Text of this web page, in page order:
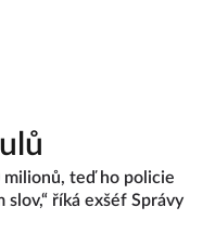
teď ho policie
slov,“ říká exšéf Správy